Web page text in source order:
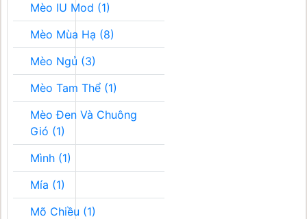
Mèo IU Mod (1)
Mèo Mùa Hạ (8)
Mèo Ngủ (3)
Mèo Tam Thể (1)
Mèo Đen Và Chuông
Gió (1)
Mình (1)
Mía (1)
Mõ Chiều (1)